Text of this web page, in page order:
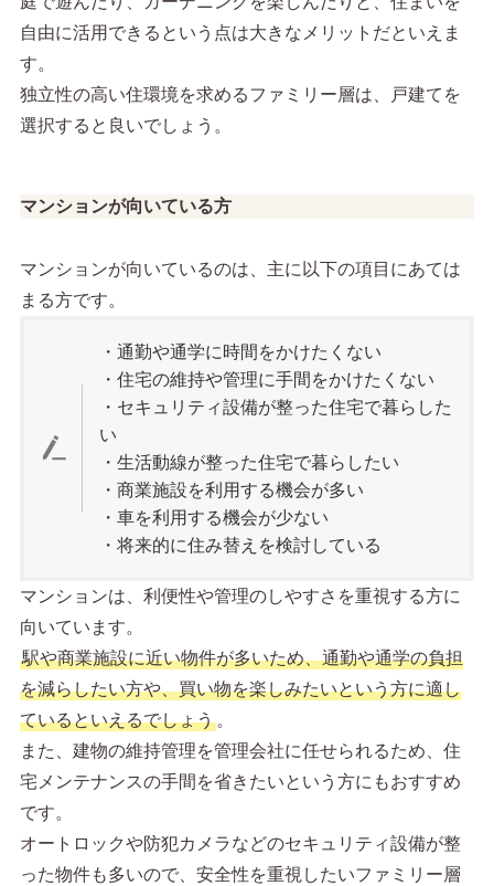
自由に活用できるという点は大きなメリットだといえま
す。
独立性の高い住環境を求めるファミリー層は、戸建てを
選択すると良いでしょう。
マンションが向いている方
マンションが向いているのは、主に以下の項目にあては
まる方です。
・通勤や通学に時間をかけたくない
・住宅の維持や管理に手間をかけたくない
・セキュリティ設備が整った住宅で暮らした
い
・生活動線が整った住宅で暮らしたい
・商業施設を利用する機会が多い
・車を利用する機会が少ない
・将来的に住み替えを検討している
マンションは、利便性や管理のしやすさを重視する方に
向いています。
駅や商業施設に近い物件が多いため、通勤や通学の負担
を減らしたい方や、買い物を楽しみたいという方に適し
ているといえるでしょう。
また、建物の維持管理を管理会社に任せられるため、住
宅メンテナンスの手間を省きたいという方にもおすすめ
です。
オートロックや防犯カメラなどのセキュリティ設備が整
った物件も多いので、安全性を重視したいファミリー層